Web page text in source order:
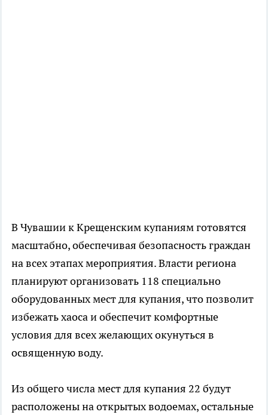
В Чувашии к Крещенским купаниям готовятся
масштабно, обеспечивая безопасность граждан
на всех этапах мероприятия. Власти региона
планируют организовать 118 специально
оборудованных мест для купания, что позволит
избежать хаоса и обеспечит комфортные
условия для всех желающих окунуться в
освященную воду.
Из общего числа мест для купания 22 будут
расположены на открытых водоемах, остальные